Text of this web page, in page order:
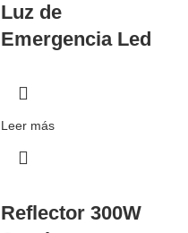
Luz de
Emergencia Led
Leer más
Reflector 300W